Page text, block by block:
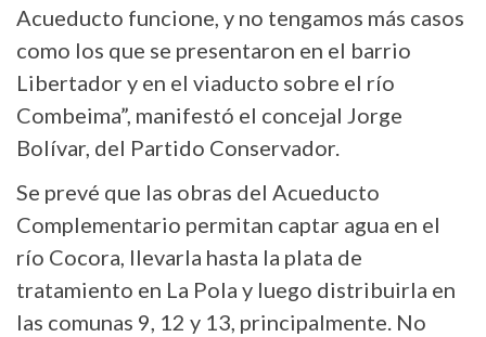
Acueducto funcione, y no tengamos más casos
como los que se presentaron en el barrio
Libertador y en el viaducto sobre el río
Combeima”, manifestó el concejal Jorge
Bolívar, del Partido Conservador.
Se prevé que las obras del Acueducto
Complementario permitan captar agua en el
río Cocora, llevarla hasta la plata de
tratamiento en La Pola y luego distribuirla en
las comunas 9, 12 y 13, principalmente. No